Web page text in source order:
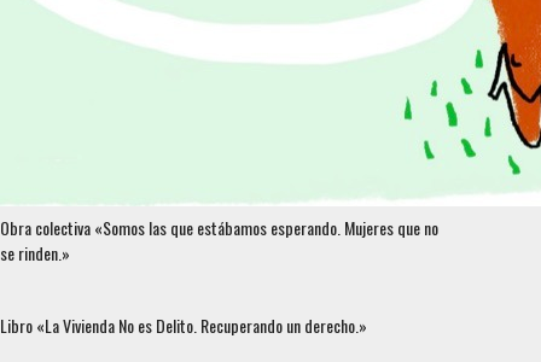
Obra colectiva «Somos las que estábamos esperando. Mujeres que no
se rinden.»
Libro «La Vivienda No es Delito. Recuperando un derecho.»